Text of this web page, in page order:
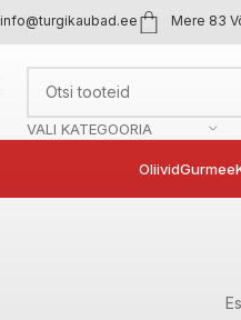
info@turgikaubad.ee Mere 83
VALI KATEGOORIA
OliividGurmee